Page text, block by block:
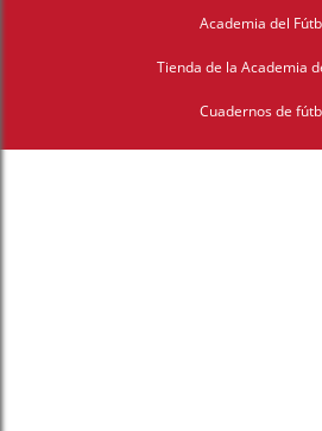
Academia del
Tienda de la Academia
Cuadernos de